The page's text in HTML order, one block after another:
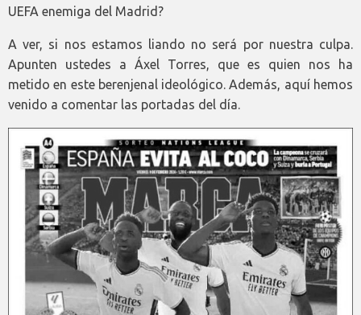
UEFA enemiga del Madrid?
A ver, si nos estamos liando no será por nuestra culpa.
Apunten ustedes a Áxel Torres, que es quien nos ha
metido en este berenjenal ideológico. Además, aquí hemos
venido a comentar las portadas del día.